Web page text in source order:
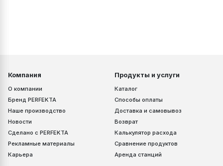
СП 71.13330.2017.
https://pub.fsa.gov.ru/rds/declaration
Компания
О компании
Бренд PERFEKTA
Наше производство
Новости
Сделано с PERFEKTA
Рекламные материалы
Карьера
Продукты и услуги
Каталог
Способы оплаты
Доставка и самовывоз
Возврат
Калькулятор расхода
Сравнение продуктов
Аренда станций